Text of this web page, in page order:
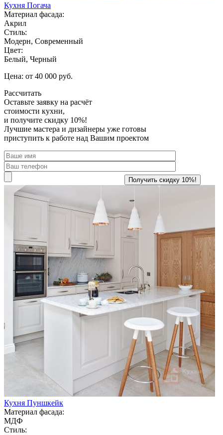
Кухня Погача
Материал фасада:
Акрил
Стиль:
Модерн, Современный
Цвет:
Белый, Черный
Цена: от 40 000 руб.
Рассчитать
Оставьте заявку на расчёт
стоимости кухни,
и получите скидку 10%!
Лучшие мастера и дизайнеры уже готовы
приступить к работе над Вашим проектом
Кухня Пуншкейк
Материал фасада:
МДФ
Стиль: